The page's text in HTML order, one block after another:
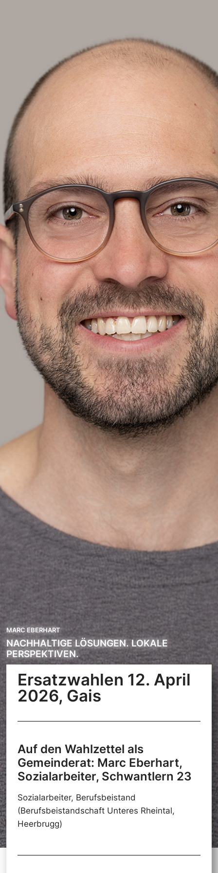
MARC EBERHART
NACHHALTIGE LÖSUNGEN. LOKALE
PERSPEKTIVEN.
Ersatzwahlen 12. April
2026, Gais
Auf den Wahlzettel als
Gemeinderat: Marc Eberhart,
Sozialarbeiter, Schwantlern 23
Sozialarbeiter, Berufsbeistand
(Berufsbeistandschaft Unteres Rheintal,
Heerbrugg)